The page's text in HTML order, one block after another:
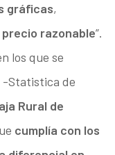
gráficas,
razonable”.
los que se
-Statistica de
Rural de
cumplía con los